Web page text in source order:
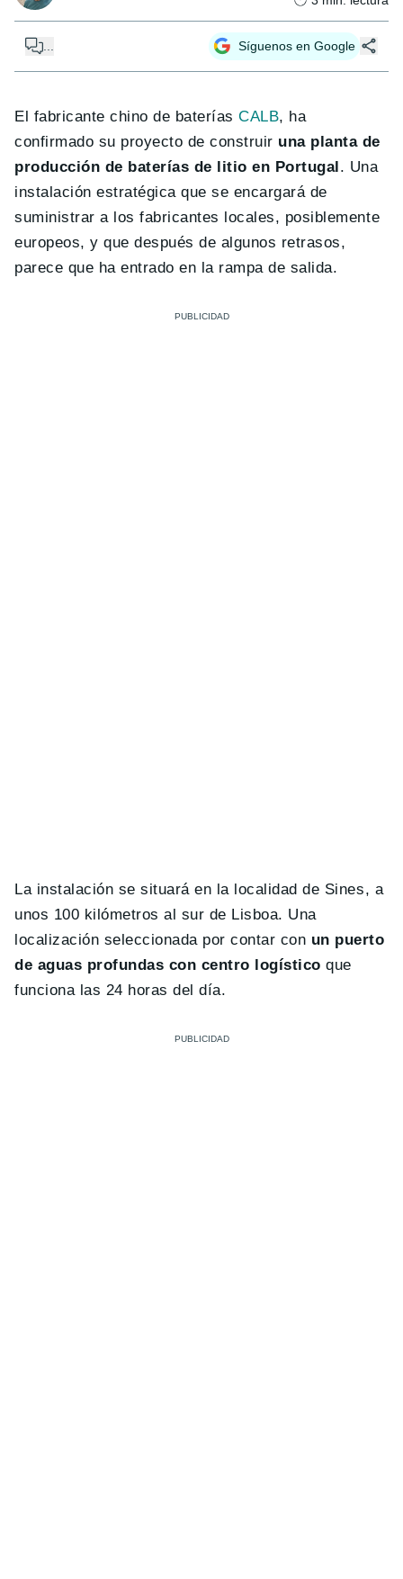
Síguenos en Google
El fabricante chino de bateríasCALB, ha
confirmado su proyecto de construir una planta de
producción de baterías de litio en Portugal. Una
instalación estratégica que se encargará de
suministrar a los fabricantes locales, posiblemente
europeos, y que después de algunos retrasos,
parece que ha entrado en la rampa de salida.
La instalación se situará en la localidad de Sines, a
unos 100 kilómetros al sur de Lisboa. Una
localización seleccionada por contar con un puerto
de aguas profundas con centro logístico que
funciona las 24 horas del día.